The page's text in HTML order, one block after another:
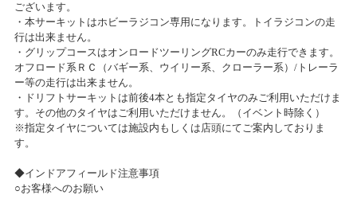
2018/03/03
2018 IFMAR R/C Drift World Cup 最終予選開催！
2017/07/22
タム・タム大宮店12周年祭開催
2017/07/06
Tam・Ｔａｍ千葉店３周年記念祭！
2024/04/01(月)～2024/05/19(日)
カテゴリ：プラモデル
お客様感謝祭2024冬プレゼント当選発表のお知らせ
2024/03/02(土)
カテゴリ：キャンペーン
3ｏｎ3ＢＡＴＴＬＥ～ＴａｍＴａｍステージ札幌～Vol.3
2024/02/26(月)～2024/02/26(月)
カテゴリ：ミリタリー
ございます。
・本サーキットはホビーラジコン専用になります。トイラジコンの走
行は出来ません。
・グリップコースはオンロードツーリングRCカーのみ走行できます。
オフロード系ＲＣ（バギー系、ウイリー系、クローラー系）/トレーラ
ー等の走行は出来ません。
・ドリフトサーキットは前後4本とも指定タイヤのみご利用いただけま
す。その他のタイヤはご利用いただけません。（イベント時除く）
※指定タイヤについては施設内もしくは店頭にてご案内しておりま
す。
◆インドアフィールド注意事項
○お客様へのお願い